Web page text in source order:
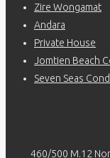
Zire Wongamat
Andara
Private House
Jomtien Beach
Seven Seas
460/500 M.12